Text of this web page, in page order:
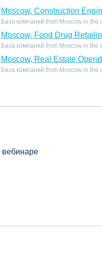
Moscow, Construction
База компаний from Moscow in
Moscow, Food Drug
База компаний from Moscow in
Moscow, Real Estate
База компаний from Moscow in the
вебинаре